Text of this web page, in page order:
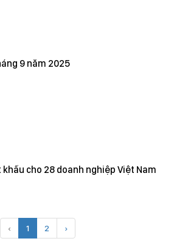
9 năm 2025
cho 28 doanh nghiệp Việt Nam
‹ 1 2 ›